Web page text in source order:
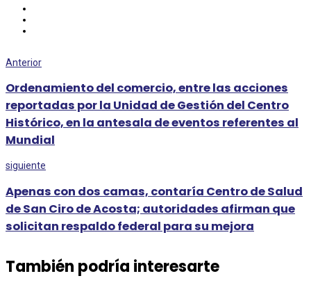
Anterior
Ordenamiento del comercio, entre las acciones
reportadas por la Unidad de Gestión del Centro
Histórico, en la antesala de eventos referentes al
Mundial
siguiente
Apenas con dos camas, contaría Centro de Salud
de San Ciro de Acosta; autoridades afirman que
solicitan respaldo federal para su mejora
También podría interesarte